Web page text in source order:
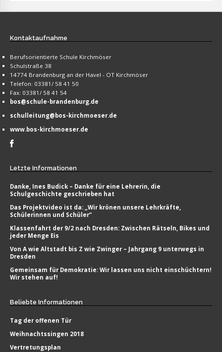
Kontaktaufnahme
Berufsorientierte Schule Kirchmöser
Schulstraße 38
14774 Brandenburg an der Havel - OT Kirchmöser
Telefon: 03381/ 58 41 50
Fax: 03381/ 58 41 54
bos@schule-brandenburg.de
schulleitung@bos-kirchmoeser.de
www.bos-kirchmoeser.de
Letzte Informationen
Danke, Ines Budick – Danke für eine Lehrerin, die
Schulgeschichte geschrieben hat
Das Projektvideo ist da: „Wir krönen unsere Lehrkräfte,
Schülerinnen und Schüler“
Klassenfahrt der 9/2 nach Dresden: Zwischen Rätseln, Bikes und
jeder Menge Eis
Von A wie Altstadt bis Z wie Zwinger – Jahrgang 9 unterwegs in
Dresden
Gemeinsam für Demokratie: Wir lassen uns nicht einschüchtern!
Wir stehen auf!
Beliebte Informationen
Tag der offenen Tür
Weihnachtssingen 2018
Vertretungsplan